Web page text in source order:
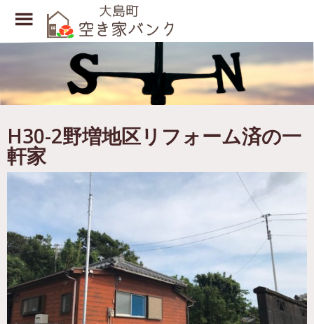
content
Toggle
Menu
H30-2野増地区リフォーム済の一
軒家